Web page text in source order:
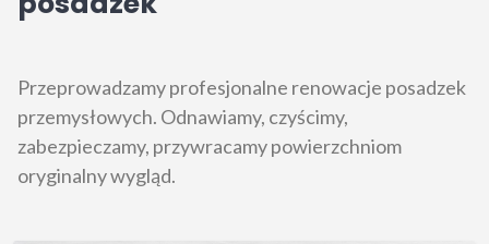
Przeprowadzamy profesjonalne renowacje posadzek
przemysłowych. Odnawiamy, czyścimy,
zabezpieczamy, przywracamy powierzchniom
oryginalny wygląd.